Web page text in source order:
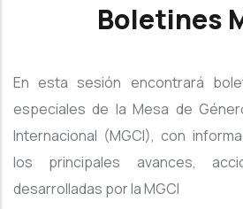
Boletines
En esta sesión encontrará
especiales de la Mesa de
Internacional (MGCI), con
los principales avances,
desarrolladas por la MGCI